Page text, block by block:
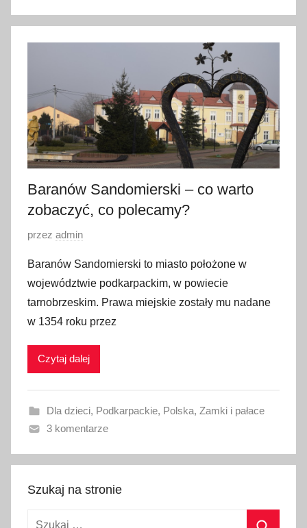
w
r
n
i
a
2
0
1
Baranów Sandomierski – co warto
zobaczyć, co polecamy?
O
u
b
l
i
w
n
o
m
a
przez admin
Baranów Sandomierski to miasto położone w
województwie podkarpackim, w powiecie
tarnobrzeskim. Prawa miejskie zostały mu nadane
w 1354 roku przez
Czytaj dalej
Dla dzieci, Podkarpackie, Polska, Zamki i pałace
3 komentarze
Szukaj na stronie
Szukaj: